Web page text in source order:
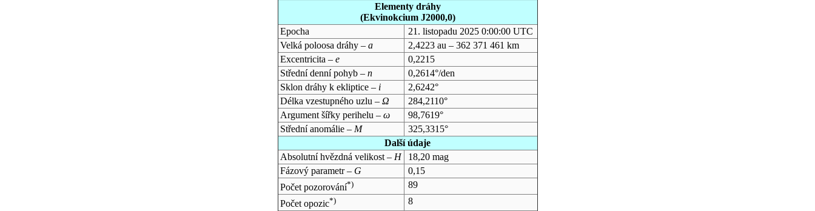
Elementy dráhy
(Ekvinokcium J2000,0)
Epocha
21. listopadu 2025 0:00:00 UTC
Velká poloosa dráhy – a
2,4223 au – 362 371 461 km
Excentricita – e
0,2215
Střední denní pohyb – n
0,2614°/den
Sklon dráhy k ekliptice – i
2,6242°
Délka vzestupného uzlu – Ω
284,2110°
Argument šířky perihelu – ω
98,7619°
Střední anomálie – M
325,3315°
Další údaje
Absolutní hvězdná velikost – H
18,20 mag
Fázový parametr – G
0,15
Počet pozorování*)
89
Počet opozic*)
8